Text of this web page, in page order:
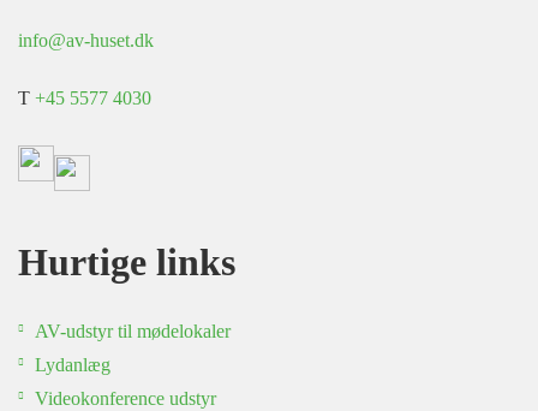
info@av-huset.dk
T +45 5577 4030
Hurtige links
AV-udstyr til mødelokaler
Lydanlæg
Videokonference udstyr